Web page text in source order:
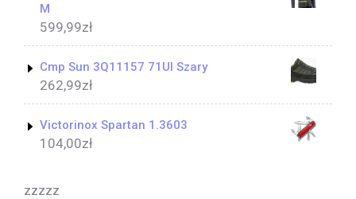
M
599,99zł
Cmp Sun 3Q11157 71Ul Szary
262,99zł
Victorinox Spartan 1.3603
104,00zł
zzzzz